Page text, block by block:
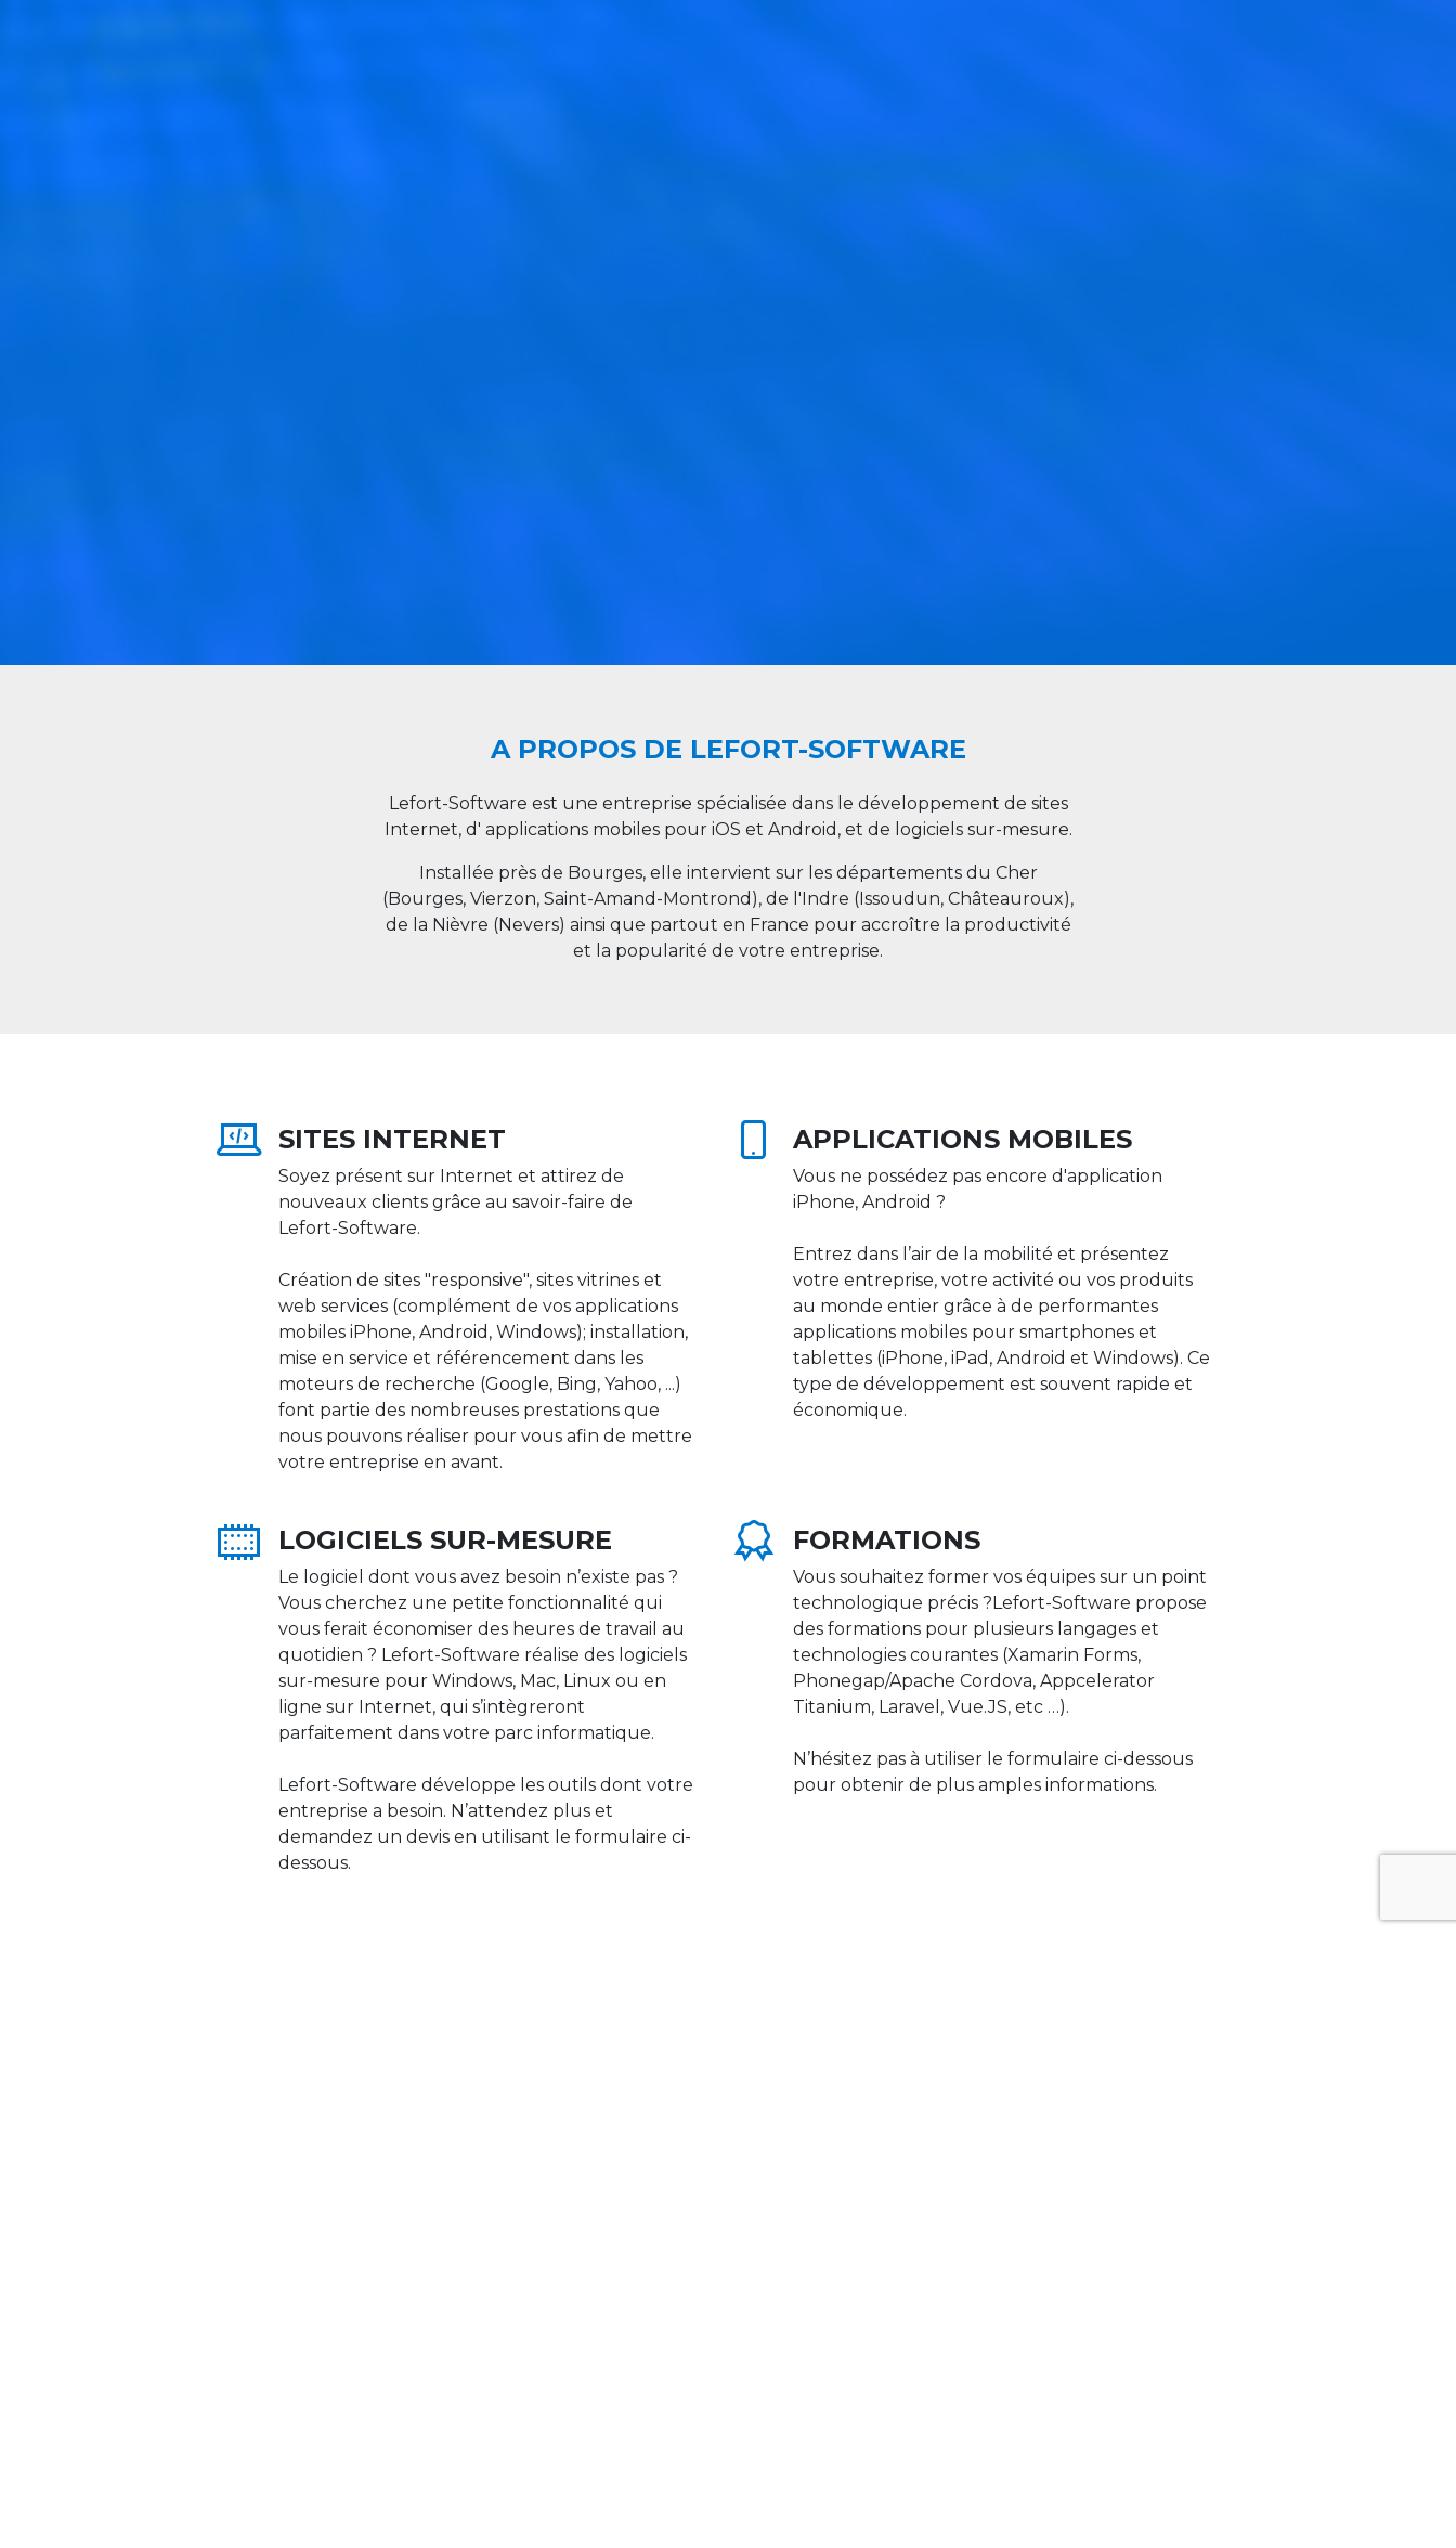
A PROPOS DE LEFORT-SOFTWARE
Lefort-Software est une entreprise spécialisée dans le développement de sites
Internet, d' applications mobiles pour iOS et Android, et de logiciels sur-mesure.
Installée près de Bourges, elle intervient sur les départements du Cher
(Bourges, Vierzon, Saint-Amand-Montrond), de l'Indre (Issoudun, Châteauroux),
de la Nièvre (Nevers) ainsi que partout en France pour accroître la productivité
et la popularité de votre entreprise.
SITES INTERNET
Soyez présent sur Internet et attirez de
nouveaux clients grâce au savoir-faire de
Lefort-Software.
Création de sites "responsive", sites vitrines et
web services (complément de vos applications
mobiles iPhone, Android, Windows); installation,
mise en service et référencement dans les
moteurs de recherche (Google, Bing, Yahoo, ...)
font partie des nombreuses prestations que
nous pouvons réaliser pour vous afin de mettre
votre entreprise en avant.
APPLICATIONS MOBILES
Vous ne possédez pas encore d'application
iPhone, Android ?
Entrez dans l’air de la mobilité et présentez
votre entreprise, votre activité ou vos produits
au monde entier grâce à de performantes
applications mobiles pour smartphones et
tablettes (iPhone, iPad, Android et Windows). Ce
type de développement est souvent rapide et
économique.
LOGICIELS SUR-MESURE
Le logiciel dont vous avez besoin n’existe pas ?
Vous cherchez une petite fonctionnalité qui
vous ferait économiser des heures de travail au
quotidien ? Lefort-Software réalise des logiciels
sur-mesure pour Windows, Mac, Linux ou en
ligne sur Internet, qui s’intègreront
parfaitement dans votre parc informatique.
Lefort-Software développe les outils dont votre
entreprise a besoin. N’attendez plus et
demandez un devis en utilisant le formulaire ci-
dessous.
FORMATIONS
Vous souhaitez former vos équipes sur un point
technologique précis ?Lefort-Software propose
des formations pour plusieurs langages et
technologies courantes (Xamarin Forms,
Phonegap/Apache Cordova, Appcelerator
Titanium, Laravel, Vue.JS, etc …).
N’hésitez pas à utiliser le formulaire ci-dessous
pour obtenir de plus amples informations.